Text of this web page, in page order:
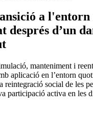
a
després d’un
manteniment i
aplicació en l’entorn
reintegració social de les
participació activa en les